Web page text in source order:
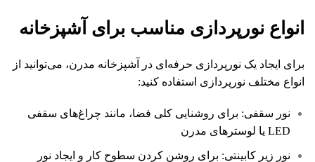
انواع نورپردازی مناسب برای آشپزخانه
برای ایجاد یک نورپردازی حرفه‌ای در آشپزخانه مدرن، می‌توانید از
انواع مختلف نورپردازی استفاده کنید:
نور سقفی: برای روشنایی کلی فضا، مانند چراغ‌های سقفی
LED یا لوسترهای مدرن
نور زیر کابینتی: برای روشن کردن سطوح کار و ایجاد نور